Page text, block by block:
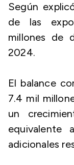
Según
de las
millones de
2024.
El balance
7.4 mil
un
equivalente
adicionales